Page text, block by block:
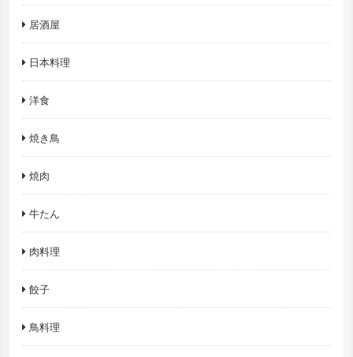
居酒屋
日本料理
洋食
焼き鳥
焼肉
牛たん
肉料理
餃子
鳥料理